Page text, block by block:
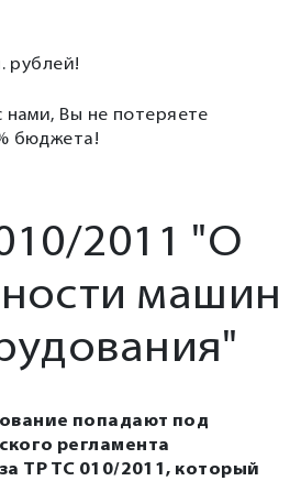
рублей!
нами, Вы не потеряете
бюджета!
2011 "О
машин
попадают под
регламента
ТР ТС 010/2011, который